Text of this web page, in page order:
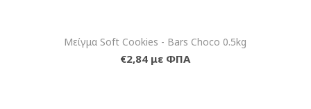
Μείγμα Soft Cookies - Bars Choco 0.5kg
€2,84 με ΦΠΑ